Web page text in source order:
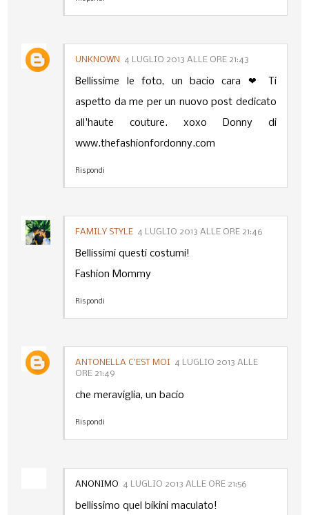
UNKNOWN 4 LUGLIO 2013 ALLE ORE 21:43
Bellissime le foto, un bacio cara ❤ Ti
aspetto da me per un nuovo post dedicato
all'haute couture. xoxo Donny di
www.thefashionfordonny.com
Rispondi
FAMILY STYLE 4 LUGLIO 2013 ALLE ORE 21:46
Bellissimi questi costumi!
Fashion Mommy
Rispondi
ANTONELLA C’EST MOI
4 LUGLIO 2013 ALLE
ORE 21:49
che meraviglia, un bacio
Rispondi
ANONIMO 4 LUGLIO 2013 ALLE ORE 21:56
bellissimo quel bikini maculato!